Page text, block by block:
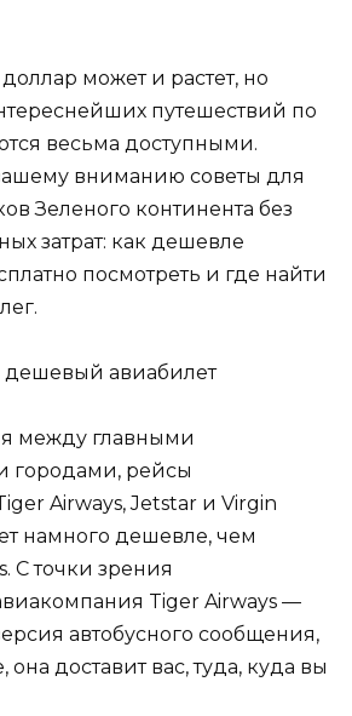
может и растет, но
путешествий по
весьма доступными.
вниманию советы для
Зеленого континента без
затрат: как дешевле
посмотреть и где найти
дешевый авиабилет
между главными
городами, рейсы
Airways, Jetstar и Virgin
намного дешевле, чем
С точки зрения
Tiger Airways —
автобусного сообщения,
она доставит вас, туда, куда вы